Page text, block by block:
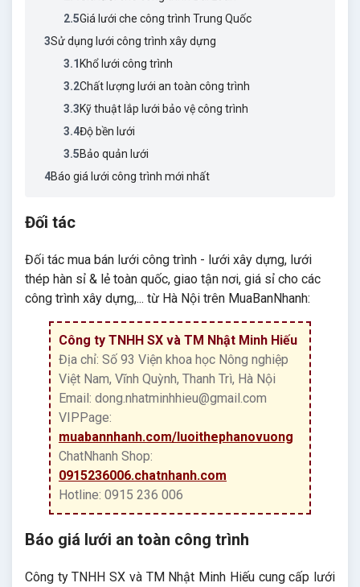
2.5Giá lưới che công trình Trung Quốc
3Sử dụng lưới công trình xây dựng
3.1 Khổ lưới công trình
3.2Chất lượng lưới an toàn công trình
3.3Kỹ thuật lắp lưới bảo vệ công trình
3.4Độ bền lưới
3.5Bảo quản lưới
4Báo giá lưới công trình mới nhất
Đối tác
Đối tác mua bán lưới công trình - lưới xây dựng, lưới
thép hàn sỉ & lẻ toàn quốc, giao tận nơi, giá sỉ cho các
công trình xây dựng,... từ Hà Nội trên MuaBanNhanh:
Công ty TNHH SX và TM Nhật Minh Hiếu
Địa chỉ: Số 93 Viện khoa học Nông nghiệp
Việt Nam, Vĩnh Quỳnh, Thanh Trì, Hà Nội
Email: dong.nhatminhhieu@gmail.com
VIPPage:
muabannhanh.com/luoithephanovuong
ChatNhanh Shop:
0915236006.chatnhanh.com
Hotline: 0915 236 006
Báo giá lưới an toàn công trình
Công ty TNHH SX và TM Nhật Minh Hiếu cung cấp lưới